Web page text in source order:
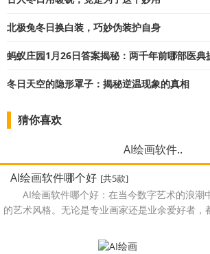
北极兔冬日换白装，巧妙伪装护自身
蚂蚁庄园1月26日答案揭秘：两千年前哪部医
冬日天空的隐形罩子：揭秘逆温现象的真相
猜你喜欢
AI绘画软件..
AI绘画软件哪个好 [共5款]
AI绘画软件哪个好：在当今数字艺术的浪
的艺术风格。无论是专业画家还是业余爱好者